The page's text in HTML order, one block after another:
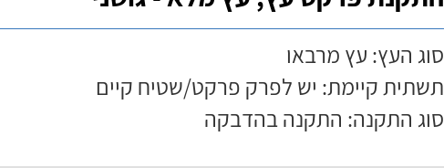
סוג העץ: עץ מרבאו
תשתית קיימת: יש לפרק פרקט/שטיח קיים
סוג התקנה: התקנה בהדבקה